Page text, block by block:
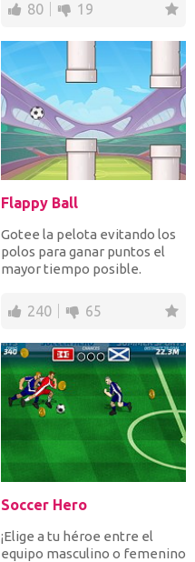
80 19
Flappy Ball
Gotee la pelota evitando los
polos para ganar puntos el
mayor tiempo posible.
240 65
Soccer Hero
¡Elige a tu héroe entre el
equipo masculino o femenino